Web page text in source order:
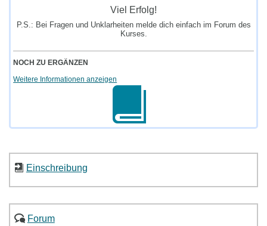
Viel Erfolg!
P.S.: Bei Fragen und Unklarheiten melde dich einfach im Forum des
Kurses.
NOCH ZU ERGÄNZEN
Weitere Informationen anzeigen
Einschreibung
Forum